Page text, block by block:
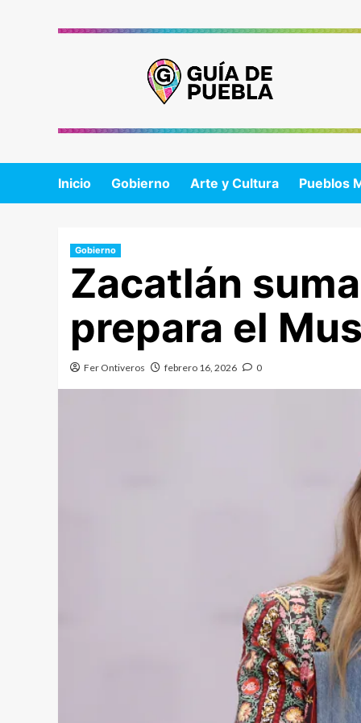
Inicio Gobierno Arte y Cultura Pueblos
Gobierno
Zacatlán
prepara el
Fer Ontiveros febrero 16, 2026 0